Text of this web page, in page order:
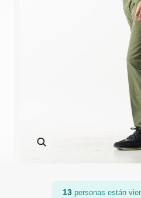
13 personas están